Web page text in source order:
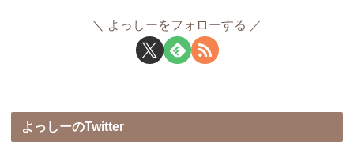
よっしーをフォローする
よっしーのTwitter